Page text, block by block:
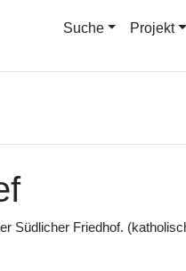
Suche Projekt
Südlicher Friedhof.